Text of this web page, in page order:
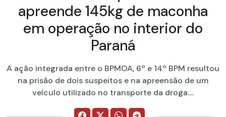
apreende 145kg de maconha
em operação no interior do
Paraná
A ação integrada entre o BPMOA, 6º e 14º BPM resultou
na prisão de dois suspeitos e na apreensão de um
veículo utilizado no transporte da droga....